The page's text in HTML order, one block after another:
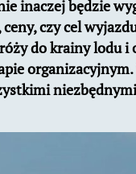
inaczej będzie
czy cel
do krainy lodu i
organizacyjnym.